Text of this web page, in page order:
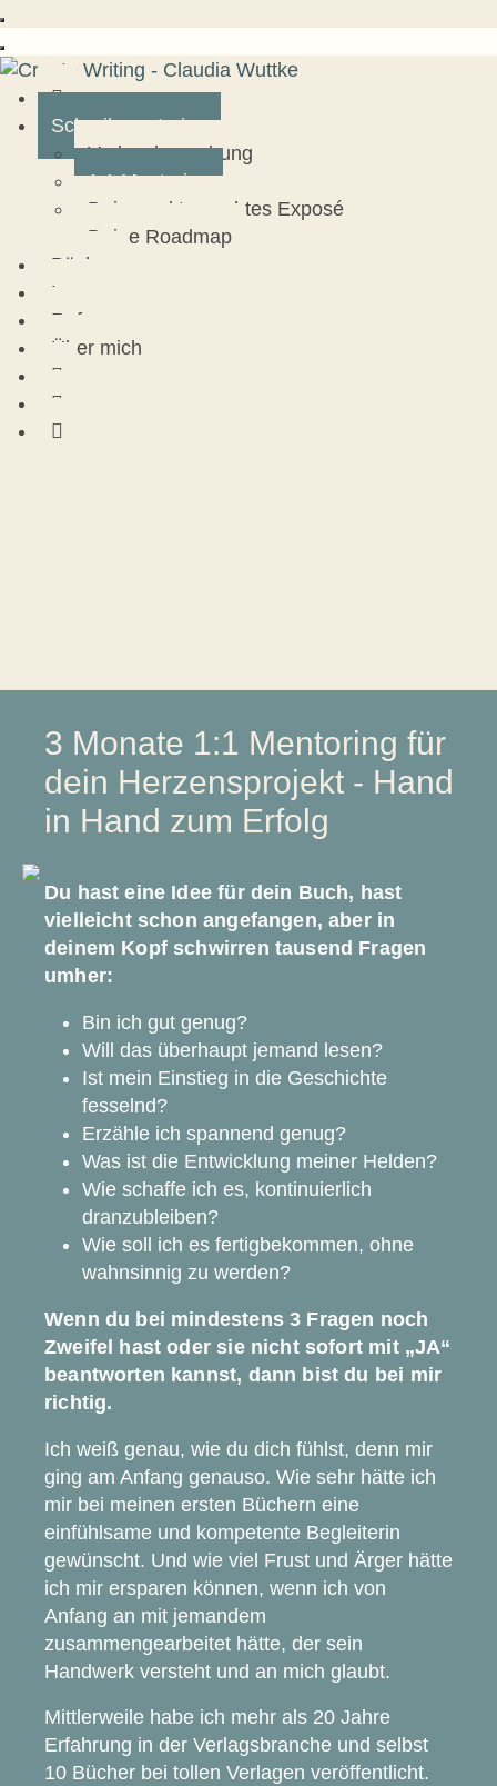
Schreibmentoring
Verlagsbewerbung
1:1 Mentoring
Dein marktgerechtes Exposé
Deine Roadmap
Bücher
Lesungen
Referenzen
Über mich
3 Monate 1:1 Mentoring für
dein Herzensprojekt - Hand
in Hand zum Erfolg
Du hast eine Idee für dein Buch, hast
vielleicht schon angefangen, aber in
deinem Kopf schwirren tausend Fragen
umher:
Bin ich gut genug?
Will das überhaupt jemand lesen?
Ist mein Einstieg in die Geschichte
fesselnd?
Erzähle ich spannend genug?
Was ist die Entwicklung meiner Helden?
Wie schaffe ich es, kontinuierlich
dranzubleiben?
Wie soll ich es fertigbekommen, ohne
wahnsinnig zu werden?
Wenn du bei mindestens 3 Fragen noch
Zweifel hast oder sie nicht sofort mit „JA“
beantworten kannst, dann bist du bei mir
richtig.
Ich weiß genau, wie du dich fühlst, denn mir
ging am Anfang genauso. Wie sehr hätte ich
mir bei meinen ersten Büchern eine
einfühlsame und kompetente Begleiterin
gewünscht. Und wie viel Frust und Ärger hätte
ich mir ersparen können, wenn ich von
Anfang an mit jemandem
zusammengearbeitet hätte, der sein
Handwerk versteht und an mich glaubt.
Mittlerweile habe ich mehr als 20 Jahre
Erfahrung in der Verlagsbranche und selbst
10 Bücher bei tollen Verlagen veröffentlicht.